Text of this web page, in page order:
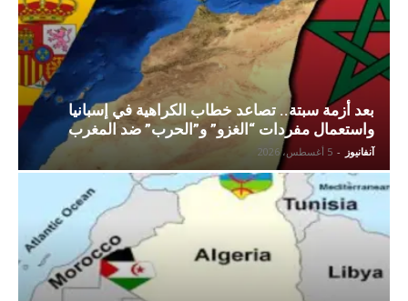
بعد أزمة سبتة.. تصاعد خطاب الكراهية في إسبانيا
واستعمال مفردات “الغزو” و”الحرب” ضد المغرب
آنفانيوز - 5 أغسطس، 2026